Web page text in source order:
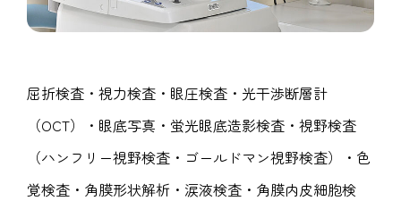
屈折検査・視力検査・眼圧検査・光干渉断層計
（OCT）・眼底写真・蛍光眼底造影検査・視野検査
（ハンフリー視野検査・ゴールドマン視野検査）・色
覚検査・角膜形状解析・涙液検査・角膜内皮細胞検